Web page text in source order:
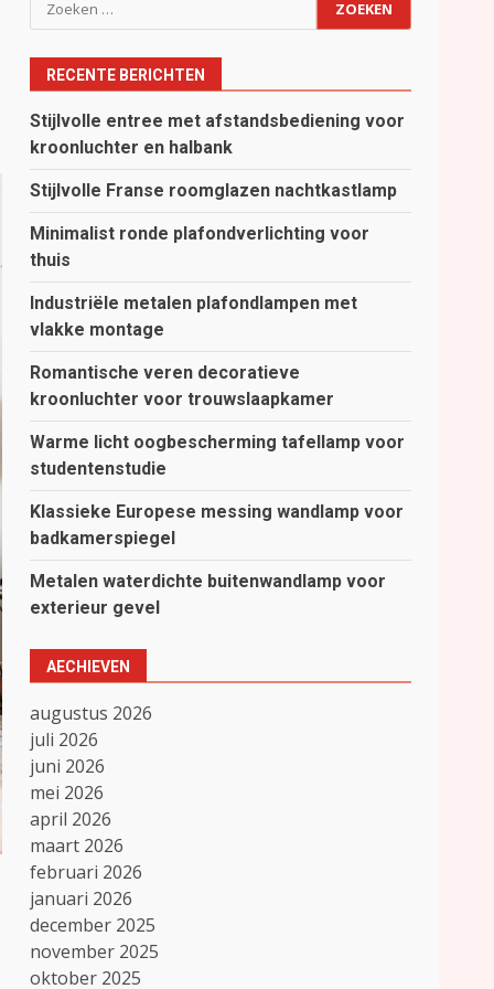
naar:
RECENTE BERICHTEN
Stijlvolle entree met afstandsbediening voor
kroonluchter en halbank
Stijlvolle Franse roomglazen nachtkastlamp
Minimalist ronde plafondverlichting voor
thuis
Industriële metalen plafondlampen met
vlakke montage
Romantische veren decoratieve
kroonluchter voor trouwslaapkamer
Warme licht oogbescherming tafellamp voor
studentenstudie
Klassieke Europese messing wandlamp voor
badkamerspiegel
Metalen waterdichte buitenwandlamp voor
exterieur gevel
AECHIEVEN
augustus 2026
juli 2026
juni 2026
mei 2026
april 2026
maart 2026
februari 2026
januari 2026
december 2025
november 2025
oktober 2025